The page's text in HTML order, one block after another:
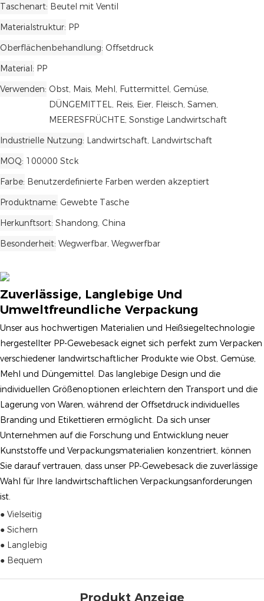
Taschenart Beutel mit Ventil
Materialstruktur PP
Oberflächenbehandlung Offsetdruck
Material PP
Verwenden Obst, Mais, Mehl, Futtermittel, Gemüse,
DÜNGEMITTEL, Reis, Eier, Fleisch, Samen,
MEERESFRÜCHTE, Sonstige Landwirtschaft
Industrielle Nutzung Landwirtschaft, Landwirtschaft
MOQ 100000 Stck
Farbe Benutzerdefinierte Farben werden akzeptiert
Produktname Gewebte Tasche
Herkunftsort Shandong, China
Besonderheit Wegwerfbar, Wegwerfbar
Zuverlässige, Langlebige Und
Umweltfreundliche Verpackung
Unser aus hochwertigen Materialien und Heißsiegeltechnologie
hergestellter PP-Gewebesack eignet sich perfekt zum Verpacken
verschiedener landwirtschaftlicher Produkte wie Obst, Gemüse,
Mehl und Düngemittel. Das langlebige Design und die
individuellen Größenoptionen erleichtern den Transport und die
Lagerung von Waren, während der Offsetdruck individuelles
Branding und Etikettieren ermöglicht. Da sich unser
Unternehmen auf die Forschung und Entwicklung neuer
Kunststoffe und Verpackungsmaterialien konzentriert, können
Sie darauf vertrauen, dass unser PP-Gewebesack die zuverlässige
Wahl für Ihre landwirtschaftlichen Verpackungsanforderungen
ist.
● Vielseitig
● Sichern
● Langlebig
● Bequem
Produkt Anzeige